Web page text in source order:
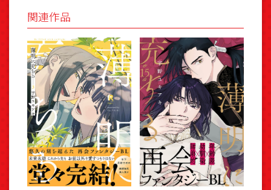
関連作品